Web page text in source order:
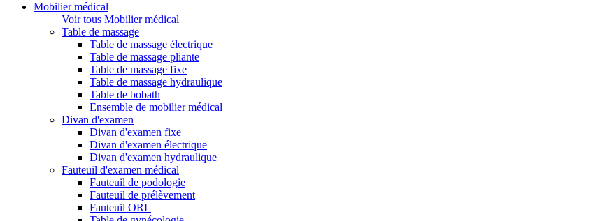
Mobilier médical
Voir tous Mobilier médical
Table de massage
Table de massage électrique
Table de massage pliante
Table de massage fixe
Table de massage hydraulique
Table de bobath
Ensemble de mobilier médical
Divan d'examen
Divan d'examen fixe
Divan d'examen électrique
Divan d'examen hydraulique
Fauteuil d'examen médical
Fauteuil de podologie
Fauteuil de prélèvement
Fauteuil ORL